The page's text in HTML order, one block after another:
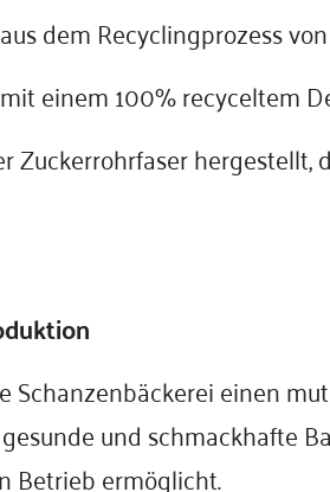
dem Recyclingprozess
einem 100% recyceltem
einen
und schmackhafte
Betrieb ermöglicht.